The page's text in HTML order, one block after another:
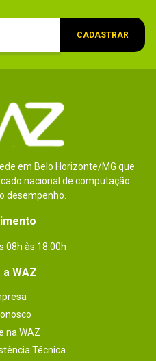
CADASTRAR
em Belo Horizonte/MG que
nacional de computação
desempenho.
08h às 18:00h
WAZ
na WAZ
Técnica